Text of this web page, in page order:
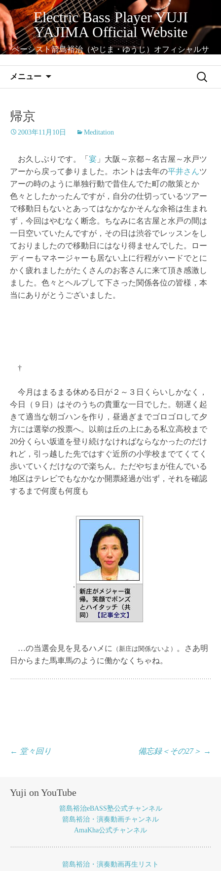
コ
ン
テ
ン
ツ
へ
Electric Bass Player YUJI
YAJIMA Official Website
ベーシスト箭島裕治（やじま・ゆうじ）オフィシャルサ
メニュー
検
帰京
2003年11月10日 Meditation
お久しぶりです。「 宴 」大阪～京都～名古屋～水戸ツ
アーから戻って参りました。ホントは去年の平井さんツ
アーの時のように単独行動で昔住んでた町の散策とか
色々としたかったんですが，自分の仕切っているツアー
で移動日もないとあってはなかなかそんな余裕は生まれ
ず，今回はやむなく断念。ちなみに名古屋と水戸の間は
一日空いていたんですが，その日は渋谷でレッスンをし
ておりましたので移動日にはなり得ませんでした。ロー
ディーもマネージャーも居ない上に行程がハードでとに
かく疲れましたがたくさんのお客さんに来て頂き感激し
ました。色々とヘルプして下さった関係各位の皆様，本
当にありがとうございました。
†
今月はまるまる休める日が２～３日くらいしかなく，
今日（９日）はそのうちの貴重な一日でした。朝遅く起
きて適当な朝ゴハンを作り，昼過ぎまでゴロゴロして夕
方には選挙の投票へ。以前は丘の上にある私立高校まで
20分くらい坂道を登り続けなければならなかったのだけ
れど，引っ越した先ではすぐ近所の小学校までてくてく
歩いていくだけなので楽ちん。ただやぢまが住んでいる
地区はテレビでもなかなか開票経過が出ず，それを確認
するまで何度も何度も
…の当選会見を見るハメに （新庄は関係ないよ）
。さあ明
日からまた馬車馬のように働かなくちゃね。
投
シ
← 堂々回り 備忘録＜その27＞ →
Yuji on YouTube
箭島裕治eBASS塾公式チャンネル
箭島裕治・演奏動画チャンネル
AmaKha公式チャンネル
箭島裕治・演奏動画再生リスト